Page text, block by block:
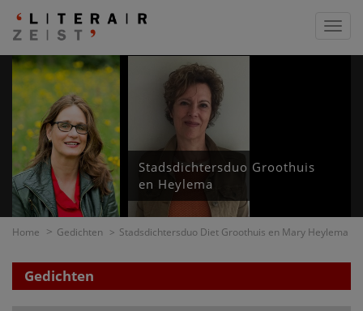
Stadsdichtersduo Groothuis
en Heylema
Home Gedichten Stadsdichtersduo Diet Groothuis en Mary Heylema
Gedichten